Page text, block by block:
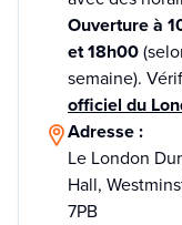
Ouverture à
et 18h00
semaine).
officiel du
Adresse :
Le London
Hall,
7PB